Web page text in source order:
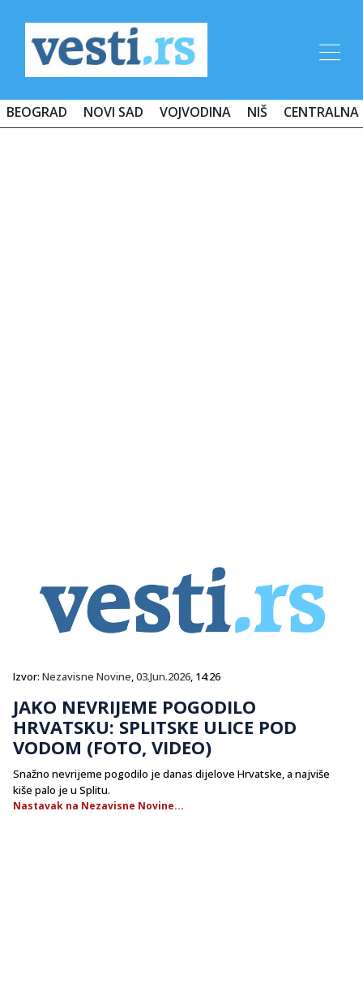
BEOGRAD NOVI SAD VOJVODINA NIŠ CENTRALNA
Izvor: Nezavisne Novine,03.Jun.2026, 14:26
JAKO NEVRIJEME POGODILO
HRVATSKU: SPLITSKE ULICE POD
VODOM (FOTO, VIDEO)
Snažno nevrijeme pogodilo je danas dijelove Hrvatske, a najviše
kiše palo je u Splitu.
Nastavak na Nezavisne Novine...